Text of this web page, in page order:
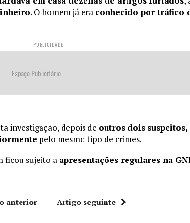
. O homem já era conhecido por tráfico
PUBLICIDADE
Espaço Publicitário
investigação, depois de outros dois suspeitos,
pelo mesmo tipo de crimes.
ficou sujeito a apresentações regulares na
anterior Artigo seguinte